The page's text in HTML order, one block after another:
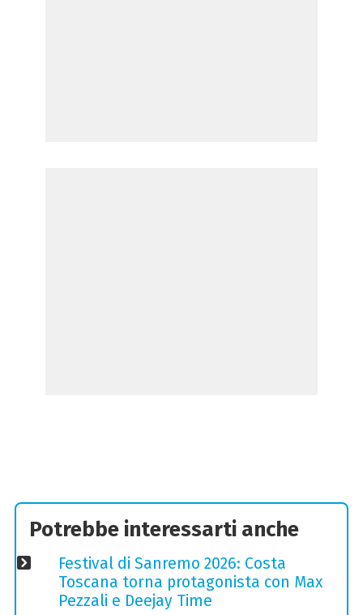
Potrebbe interessarti anche
Festival di Sanremo 2026: Costa
Toscana torna protagonista con Max
Pezzali e Deejay Time